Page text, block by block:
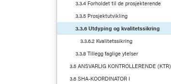
3.3.4 Forholdet til de prosjekterende
3.3.5 Prosjektutvikling
3.3.6 Utdyping og kvalitetssikring
3.3.6.2 Kvalitetssikring
3.3.8 Tillegg faglige ytelser
3.5 ANSVARLIG KONTROLLERENDE (KTR)
3.6 SHA-KOORDINATOR I